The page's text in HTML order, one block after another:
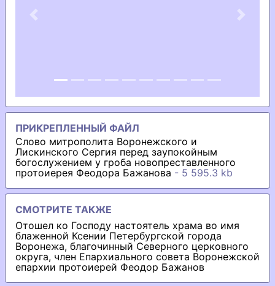
Previous Next
ПРИКРЕПЛЕННЫЙ ФАЙЛ
Слово митрополита Воронежского и
Лискинского Сергия перед заупокойным
богослужением у гроба новопреставленного
протоиерея Феодора Бажанова - 5 595.3 kb
СМОТРИТЕ ТАКЖЕ
Отошел ко Господу настоятель храма во имя
блаженной Ксении Петербургской города
Воронежа, благочинный Северного церковного
округа, член Епархиального совета Воронежской
епархии протоиерей Феодор Бажанов